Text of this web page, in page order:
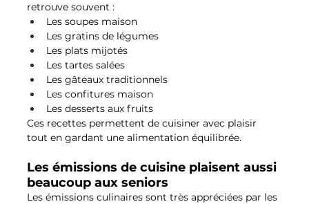
retrouve souvent :
Les soupes maison
Les gratins de légumes
Les plats mijotés
Les tartes salées
Les gâteaux traditionnels
Les confitures maison
Les desserts aux fruits
Ces recettes permettent de cuisiner avec plaisir
tout en gardant une alimentation équilibrée.
Les émissions de cuisine plaisent aussi
beaucoup aux seniors
Les émissions culinaires sont très appréciées par les